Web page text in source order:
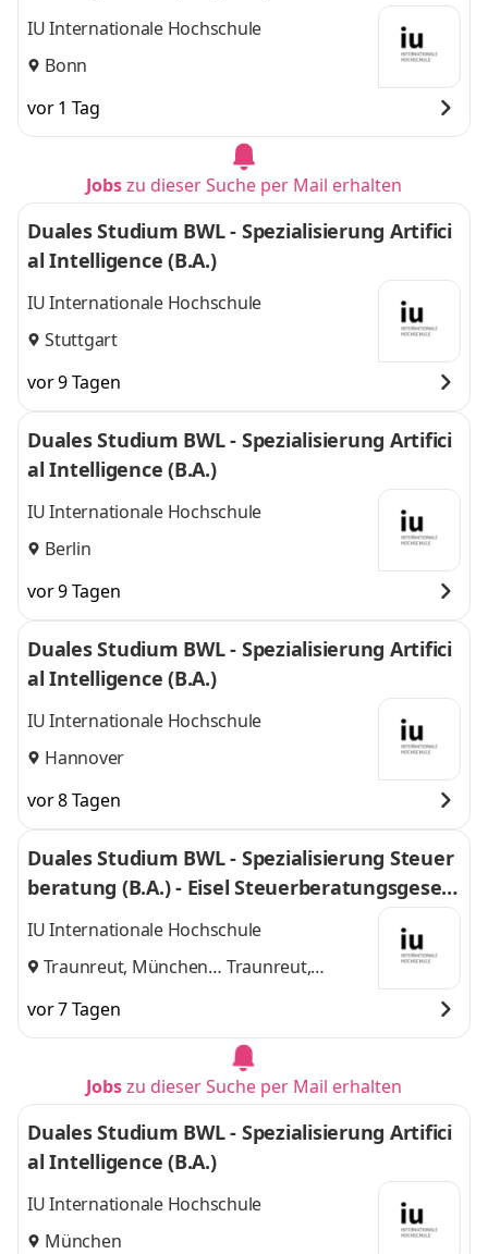
nn
IU Internationale Hochschule
Bonn
vor 1 Tag
Jobszu dieser Suche per Mail erhalten
Duales Studium BWL - Spezialisierung Artifici
al Intelligence (B.A.)
IU Internationale Hochschule
Stuttgart
vor 9 Tagen
Duales Studium BWL - Spezialisierung Artifici
al Intelligence (B.A.)
IU Internationale Hochschule
Berlin
vor 9 Tagen
Duales Studium BWL - Spezialisierung Artifici
al Intelligence (B.A.)
IU Internationale Hochschule
Hannover
vor 8 Tagen
Duales Studium BWL - Spezialisierung Steuer
beratung (B.A.) - Eisel Steuerberatungsgesell
schaft mbH & Co. KG
IU Internationale Hochschule
Traunreut, München
Traunreut,
vor 7 Tagen
Jobszu dieser Suche per Mail erhalten
Duales Studium BWL - Spezialisierung Artifici
al Intelligence (B.A.)
IU Internationale Hochschule
München